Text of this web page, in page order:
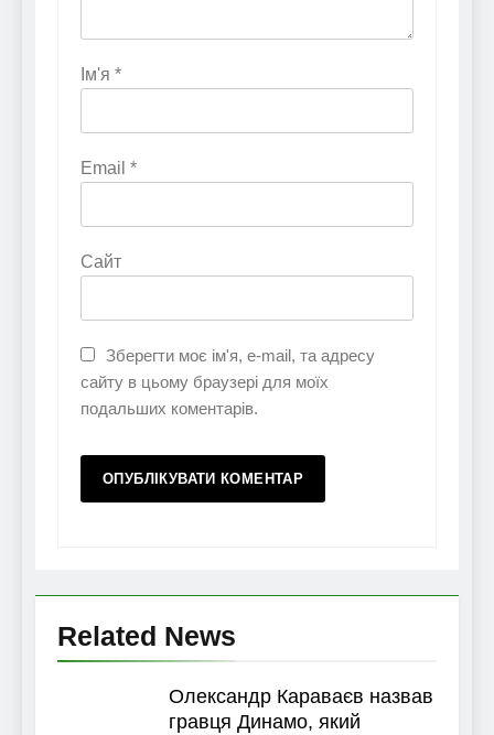
Ім'я *
Email *
Сайт
Зберегти моє ім'я, e-mail, та адресу
сайту в цьому браузері для моїх
подальших коментарів.
Related News
Олександр Караваєв назвав
гравця Динамо, який